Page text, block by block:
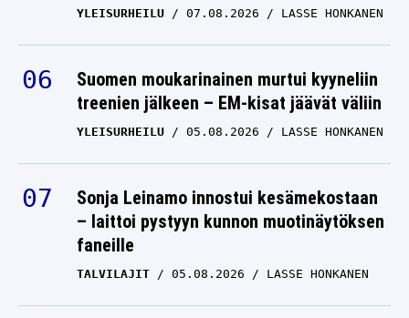
YLEISURHEILU 07.08.2026 LASSE HONKANEN
Suomen moukarinainen murtui kyyneliin
treenien jälkeen – EM-kisat jäävät väliin
YLEISURHEILU 05.08.2026 LASSE HONKANEN
Sonja Leinamo innostui kesämekostaan
– laittoi pystyyn kunnon muotinäytöksen
faneille
TALVILAJIT 05.08.2026 LASSE HONKANEN